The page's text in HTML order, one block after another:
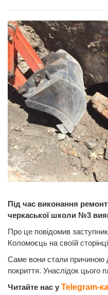
Під час виконання
черкаської школи №3
Про це повідомив
Коломоєць на своїй
Саме вони стали причиною
покриття. Унаслідок цього
Читайте нас у Telegram-